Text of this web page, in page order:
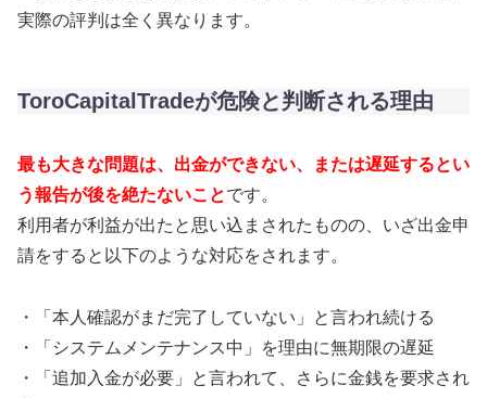
実際の評判は全く異なります。
ToroCapitalTradeが危険と判断される理由
最も大きな問題は、出金ができない、または遅延するとい
う報告が後を絶たないことです。
利用者が利益が出たと思い込まされたものの、いざ出金申
請をすると以下のような対応をされます。
・「本人確認がまだ完了していない」と言われ続ける
・「システムメンテナンス中」を理由に無期限の遅延
・「追加入金が必要」と言われて、さらに金銭を要求され